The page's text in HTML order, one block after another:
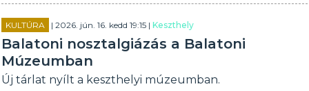
KULTÚRA | 2026. jún. 16. kedd 19:15 |Keszthely
Balatoni nosztalgiázás a Balatoni
Múzeumban
Új tárlat nyílt a keszthelyi múzeumban.